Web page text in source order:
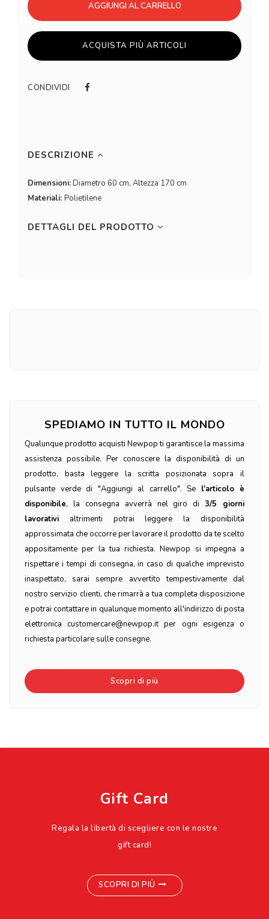
AGGIUNGI AL CARRELLO
ACQUISTA PIÙ ARTICOLI
CONDIVIDI
DESCRIZIONE
Dimensioni:Diametro 60 cm, Altezza 170 cm
Materiali: Polietilene
DETTAGLI DEL PRODOTTO
SPEDIAMO IN TUTTO IL MONDO
Qualunque prodotto acquisti Newpop ti garantisce la massima
assistenza possibile. Per conoscere la disponibilità di un
prodotto, basta leggere la scritta posizionata sopra il
pulsante verde di "Aggiungi al carrello". Se l'articolo è
disponibile, la consegna avverrà nel giro di3/5 giorni
lavorativi altrimenti potrai leggere la disponibilità
approssimata che occorre per lavorare il prodotto da te scelto
appositamente per la tua richiesta. Newpop si impegna a
rispettare i tempi di consegna, in caso di qualche imprevisto
inaspettato, sarai sempre avvertito tempestivamente dal
nostro servizio clienti, che rimarrà a tua completa disposizione
e potrai contattare in qualunque momento all'indirizzo di posta
elettronica customercare@newpop.it per ogni esigenza o
richiesta particolare sulle consegne.
Scopri di più
Gift Card
Regala la libertà di scegliere con le nostre
gift card!
SCOPRI DI PIÙ